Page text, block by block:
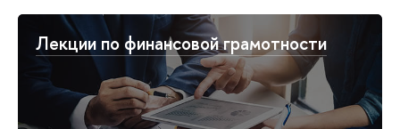
Лекции по финансовой грамотности